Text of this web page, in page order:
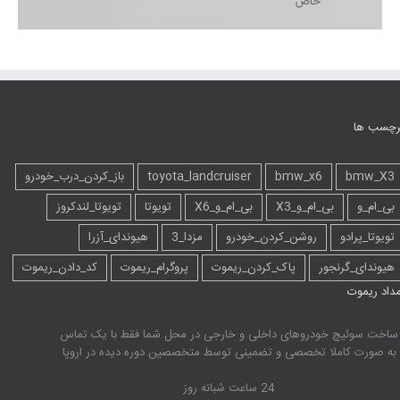
ها
bmw_X3
bmw_x6
toyota_landcruiser
باز_کردن_درب_خودرو
بی_ام_و
بی_ام_و_X3 بی_ام_و_X6 تویوتا
تویوتا_لندکروز
تویوتا_پرادو
روشن_کردن_خودرو مزدا_3
هیوندای_آزرا
هیوندای_گرنجور
پاک_کردن_ریموت پروگرام_ریموت
کد_دادن_ریموت
ریموت
ساخت سوئیچ خودروهای داخلی و خارجی در محل شما فقط با یک تماس
به صورت کاملا تخصصی و تضمینی توسط متخصصین دوره دیده در اروپا
24 ساعت شبانه روز